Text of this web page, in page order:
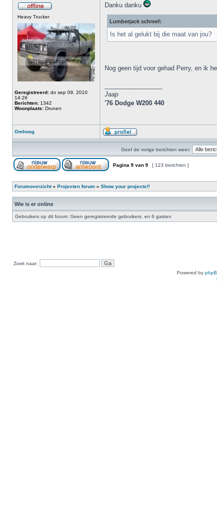
Heavy Trucker
Geregistreerd: do sep 09, 2010
14:26
Berichten: 1342
Woonplaats: Drunen
Danku danku
Lumberjack schreef:
Is het al gelukt bij die maat van jou?
Nog geen tijd voor gehad Perry, en ik
Jaap
'76 Dodge W200 440
Omhoog
Geef de vorige berichten weer:
Pagina 9 van 9 [ 123 berichten ]
Forumoverzicht» Projecten forum » Show your projects!!
Wie is er online
Gebruikers op dit forum: Geen geregistreerde gebruikers. en 6 gasten
Zoek naar:
Powered by